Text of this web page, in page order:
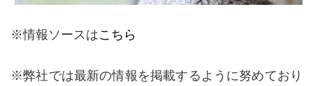
※情報ソースはこちら
※弊社では最新の情報を掲載するように努めており